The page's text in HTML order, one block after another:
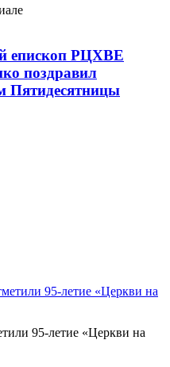
епископ РЦХВЕ
поздравил
Пятидесятницы
95-летие «Церкви на